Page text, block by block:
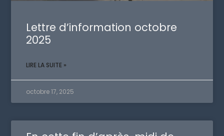
Lettre d’information octobre
2025
LIRE LA SUITE »
octobre 17, 2025